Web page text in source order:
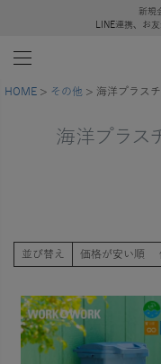
新規
LINE連携、お
HOME その他 海洋プラス
海洋プラス
並び替え 価格が安い順